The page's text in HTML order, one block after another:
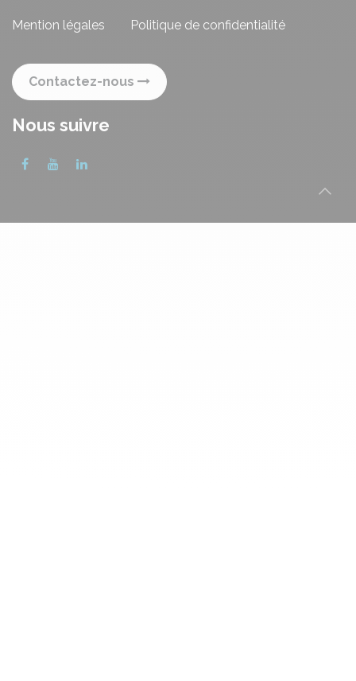
Mention légales Politique de confidentialité
Contactez-nous
Nous suivre